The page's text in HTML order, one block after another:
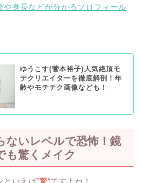
や身長などが分かるプロフィール
ゆうこす(菅本裕子)人気絶頂モ
テクリエイターを徹底解剖！年
齢やモテテク画像なども！
ないレベルで恐怖！鏡
も驚くメイク
といえば”驚“ですよね！